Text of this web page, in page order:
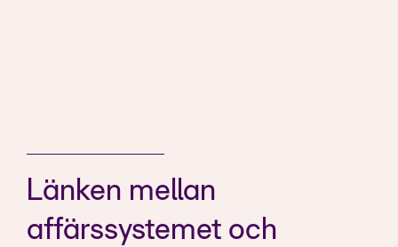
Länken mellan
affärssystemet och